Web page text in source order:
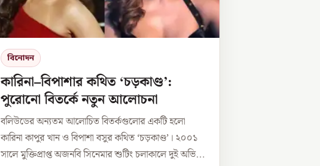
বিনোদন
কারিনা–বিপাশার কথিত ‘চড়কাণ্ড’:
পুরোনো বিতর্কে নতুন আলোচনা
বলিউডের অন্যতম আলোচিত বিতর্কগুলোর একটি হলো
কারিনা কাপুর খান ও বিপাশা বসুর কথিত ‘চড়কাণ্ড’। ২০০১
সালে মুক্তিপ্রাপ্ত অজনবি সিনেমার শুটিং চলাকালে দুই অভি...